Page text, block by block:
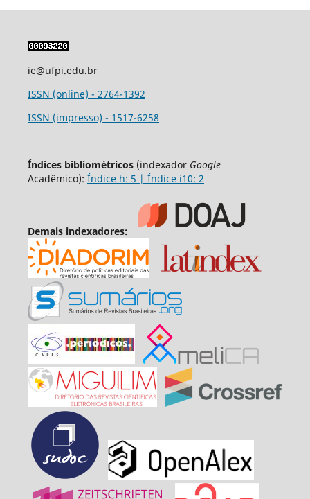
ie@ufpi.edu.br
ISSN (online) - 2764-1392
ISSN (impresso) - 1517-6258
Índices bibliométricos (indexador Google
Acadêmico): Índice h: 5 | Índice i10: 2
Demais indexadores: